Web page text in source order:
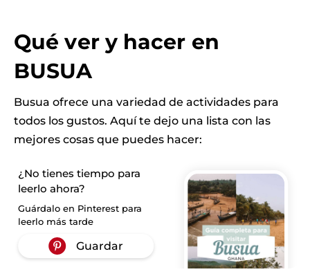
Qué ver y hacer en
BUSUA
Busua ofrece una variedad de actividades para
todos los gustos. Aquí te dejo una lista con las
mejores cosas que puedes hacer:
¿No tienes tiempo para
leerlo ahora?
Guárdalo en Pinterest para
leerlo más tarde